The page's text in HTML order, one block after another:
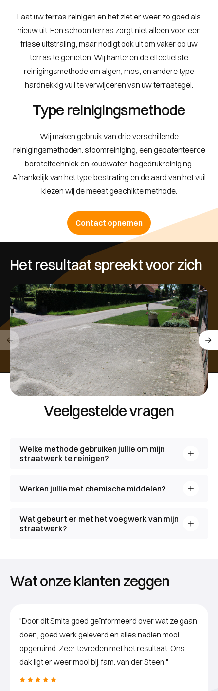
Laat uw terras reinigen en het ziet er weer zo goed als
nieuw uit. Een schoon terras zorgt niet alleen voor een
frisse uitstraling, maar nodigt ook uit om vaker op uw
terras te genieten. Wij hanteren de effectiefste
reinigingsmethode om algen, mos, en andere type
hardnekkig vuil te verwijderen van uw terrastegel.
Type reinigingsmethode
Wij maken gebruik van drie verschillende
reinigingsmethoden: stoomreiniging, een gepatenteerde
borsteltechniek en koudwater-hogedrukreiniging.
Afhankelijk van het type bestrating en de aard van het vuil
kiezen wij de meest geschikte methode.
Contact opnemen
Het resultaat spreekt voor zich
Veelgestelde vragen
Welke methode gebruiken jullie om mijn
straatwerk te reinigen?
Werken jullie met chemische middelen?
Wat gebeurt er met het voegwerk van mijn
straatwerk?
Wat onze klanten zeggen
"Door dit Smits goed geïnformeerd over wat ze gaan
doen, goed werk geleverd en alles nadien mooi
opgeruimd. Zeer tevreden met het resultaat. Ons
dak ligt er weer mooi bij. fam. van der Steen "